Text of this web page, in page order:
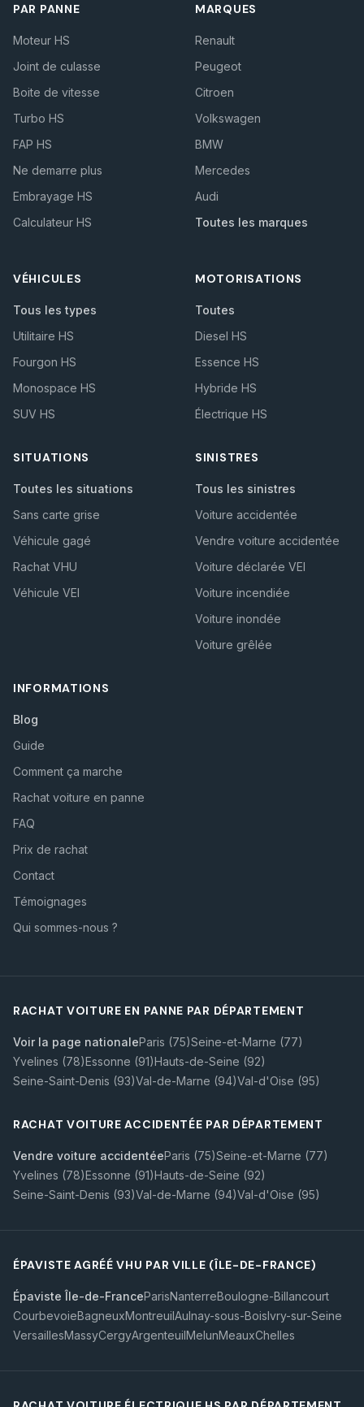
PAR PANNE
Moteur HS
Joint de culasse
Boite de vitesse
Turbo HS
FAP HS
Ne demarre plus
Embrayage HS
Calculateur HS
MARQUES
Renault
Peugeot
Citroen
Volkswagen
BMW
Mercedes
Audi
Toutes les marques
VÉHICULES
Tous les types
Utilitaire HS
Fourgon HS
Monospace HS
SUV HS
MOTORISATIONS
Toutes
Diesel HS
Essence HS
Hybride HS
Électrique HS
SITUATIONS
Toutes les situations
Sans carte grise
Véhicule gagé
Rachat VHU
Véhicule VEI
SINISTRES
Tous les sinistres
Voiture accidentée
Vendre voiture accidentée
Voiture déclarée VEI
Voiture incendiée
Voiture inondée
Voiture grêlée
INFORMATIONS
Blog
Guide
Comment ça marche
Rachat voiture en panne
FAQ
Prix de rachat
Contact
Témoignages
Qui sommes-nous ?
RACHAT VOITURE EN PANNE PAR DÉPARTEMENT
Voir la page nationaleParis (75)Seine-et-Marne (77)
Yvelines (78)Essonne (91)Hauts-de-Seine (92)
Seine-Saint-Denis (93)Val-de-Marne (94)Val-d'Oise (95)
RACHAT VOITURE ACCIDENTÉE PAR DÉPARTEMENT
Vendre voiture accidentéeParis (75)Seine-et-Marne (77)
Yvelines (78)Essonne (91)Hauts-de-Seine (92)
Seine-Saint-Denis (93)Val-de-Marne (94)Val-d'Oise (95)
ÉPAVISTE AGRÉÉ VHU PAR VILLE (ÎLE-DE-FRANCE)
Épaviste Île-de-FranceParisNanterreBoulogne-Billancourt
CourbevoieBagneuxMontreuilAulnay-sous-BoisIvry-sur-Seine
VersaillesMassyCergyArgenteuilMelunMeauxChelles